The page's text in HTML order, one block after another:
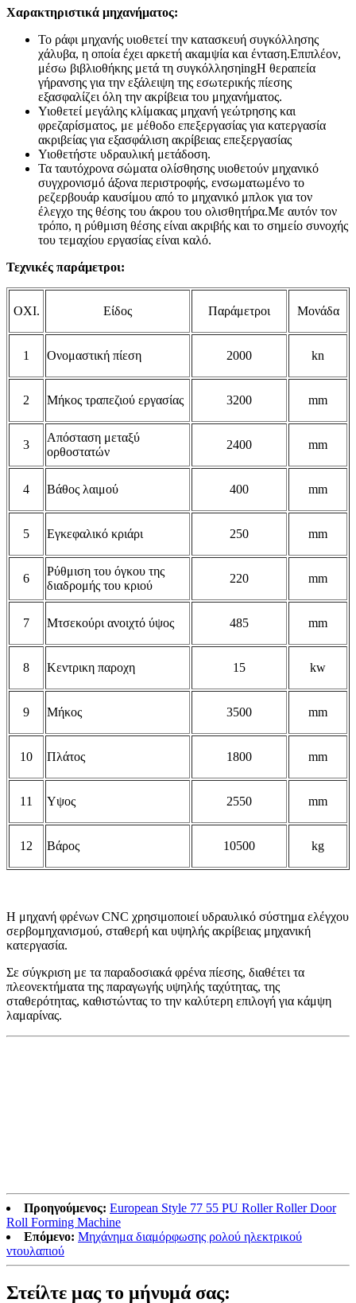
Χαρακτηριστικά μηχανήματος:
Το ράφι μηχανής υιοθετεί την κατασκευή συγκόλλησης
χάλυβα, η οποία έχει αρκετή ακαμψία και ένταση.Επιπλέον,
μέσω βιβλιοθήκης μετά τη συγκόλλησηingΗ θεραπεία
γήρανσης για την εξάλειψη της εσωτερικής πίεσης
εξασφαλίζει όλη την ακρίβεια του μηχανήματος.
Υιοθετεί μεγάλης κλίμακας μηχανή γεώτρησης και
φρεζαρίσματος, με μέθοδο επεξεργασίας για κατεργασία
ακριβείας για εξασφάλιση ακρίβειας επεξεργασίας
Υιοθετήστε υδραυλική μετάδοση.
Τα ταυτόχρονα σώματα ολίσθησης υιοθετούν μηχανικό
συγχρονισμό άξονα περιστροφής, ενσωματωμένο το
ρεζερβουάρ καυσίμου από το μηχανικό μπλοκ για τον
έλεγχο της θέσης του άκρου του ολισθητήρα.Με αυτόν τον
τρόπο, η ρύθμιση θέσης είναι ακριβής και το σημείο συνοχής
του τεμαχίου εργασίας είναι καλό.
Τεχνικές παράμετροι:
ΟΧΙ. Είδος Παράμετροι Μονάδα
1 Ονομαστική πίεση 2000 kn
2 Μήκος τραπεζιού εργασίας 3200 mm
3
Απόσταση μεταξύ
ορθοστατών
2400 mm
4 Βάθος λαιμού 400 mm
5 Εγκεφαλικό κριάρι 250 mm
6
Ρύθμιση του όγκου της
διαδρομής του κριού
220 mm
7 Mτσεκούρι ανοιχτό ύψος 485 mm
8 Κεντρικη παροχη 15 kw
9 Μήκος 3500 mm
10 Πλάτος 1800 mm
1 1 Υψος 2550 mm
12 Βάρος 10500 kg
Η μηχανή φρένων CNC χρησιμοποιεί υδραυλικό σύστημα ελέγχου
σερβομηχανισμού, σταθερή και υψηλής ακρίβειας μηχανική
κατεργασία.
Σε σύγκριση με τα παραδοσιακά φρένα πίεσης, διαθέτει τα
πλεονεκτήματα της παραγωγής υψηλής ταχύτητας, της
σταθερότητας, καθιστώντας το την καλύτερη επιλογή για κάμψη
λαμαρίνας.
Προηγούμενος: European Style 77 55 PU Roller Roller Door
Roll Forming Machine
Επόμενο: Μηχάνημα διαμόρφωσης ρολού ηλεκτρικού
ντουλαπιού
Στείλτε μας το μήνυμά σας: